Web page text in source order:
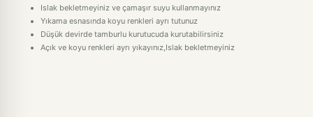
Islak bekletmeyiniz ve çamaşır suyu kullanmayınız
Yıkama esnasında koyu renkleri ayrı tutunuz
Düşük devirde tamburlu kurutucuda kurutabilirsiniz
Açık ve koyu renkleri ayrı yıkayınız,Islak bekletmeyiniz